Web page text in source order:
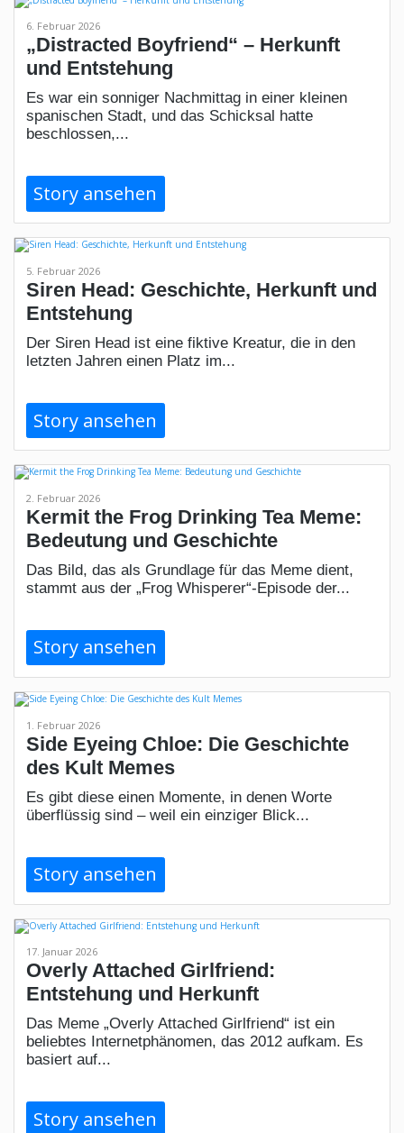
6. Februar 2026
„Distracted Boyfriend“ – Herkunft
und Entstehung
Es war ein sonniger Nachmittag in einer kleinen
spanischen Stadt, und das Schicksal hatte
beschlossen,...
Story ansehen
5. Februar 2026
Siren Head: Geschichte, Herkunft und
Entstehung
Der Siren Head ist eine fiktive Kreatur, die in den
letzten Jahren einen Platz im...
Story ansehen
2. Februar 2026
Kermit the Frog Drinking Tea Meme:
Bedeutung und Geschichte
Das Bild, das als Grundlage für das Meme dient,
stammt aus der „Frog Whisperer“-Episode der...
Story ansehen
1. Februar 2026
Side Eyeing Chloe: Die Geschichte
des Kult Memes
Es gibt diese einen Momente, in denen Worte
überflüssig sind – weil ein einziger Blick...
Story ansehen
17. Januar 2026
Overly Attached Girlfriend:
Entstehung und Herkunft
Das Meme „Overly Attached Girlfriend“ ist ein
beliebtes Internetphänomen, das 2012 aufkam. Es
basiert auf...
Story ansehen